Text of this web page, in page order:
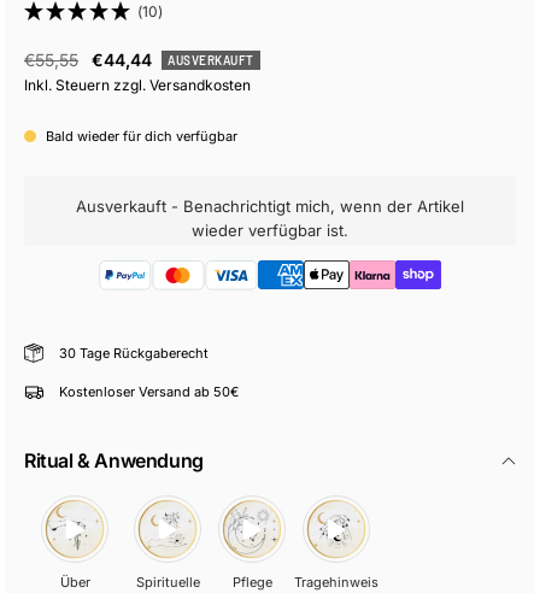
(10)
Angebotspreis
€44,44
Regulärer
Preis
€55,55 AUSVERKAUFT
Inkl. Steuern zzgl. Versandkosten
Bald wieder für dich verfügbar
Ausverkauft - Benachrichtigt mich, wenn der Artikel
wieder verfügbar ist.
30 Tage Rückgaberecht
Kostenloser Versand ab 50€
Ritual & Anwendung
Über
Spirituelle
Pflege Tragehinweis